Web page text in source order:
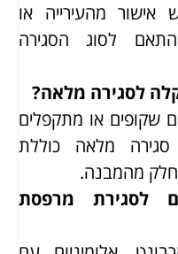
אישור מהעירייה או
לסוג הסגירה
לסגירה מלאה?
שקופים או מתקפלים
סגירה מלאה כוללת
מהמבנה.
לסגירת מרפסת